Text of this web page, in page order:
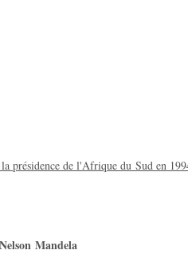
présidence de l'Afrique du Sud en
Nelson Mandela